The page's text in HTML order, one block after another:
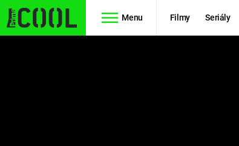
Menu Filmy Seriály